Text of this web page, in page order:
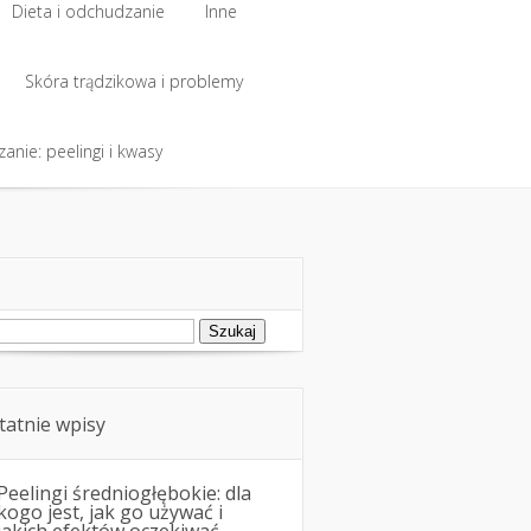
Dieta i odchudzanie
Dieta i odchudzanie
Inne
Inne
Skóra trądzikowa i problemy
Skóra trądzikowa i problemy
peelingi i kwasy
wpisy
średniogłębokie: dla
jest, jak go używać i